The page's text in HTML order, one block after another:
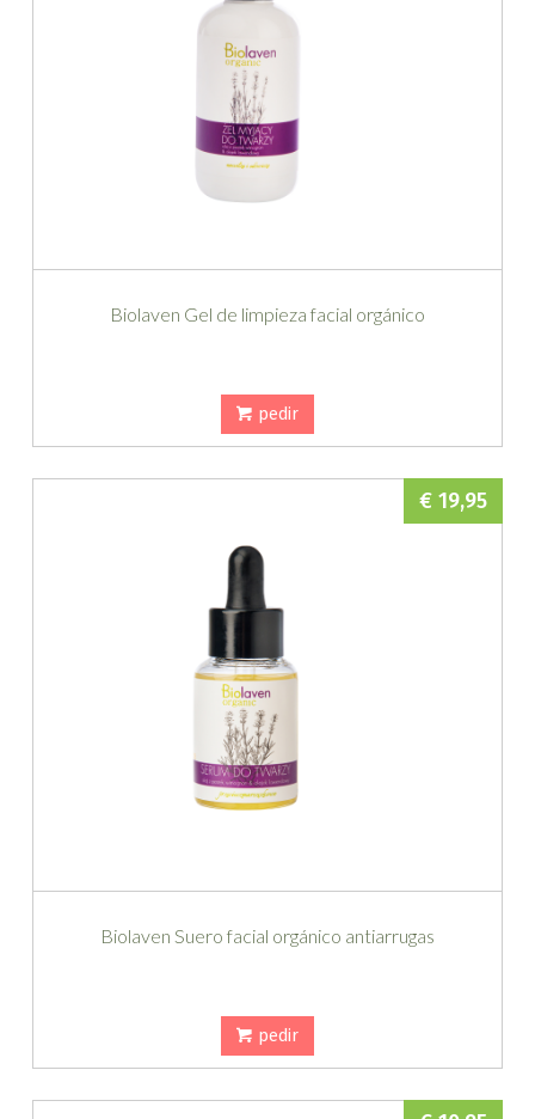
Biolaven Gel de limpieza facial orgánico
pedir
Biolaven Suero facial orgánico antiarrugas
€ 19,95
pedir